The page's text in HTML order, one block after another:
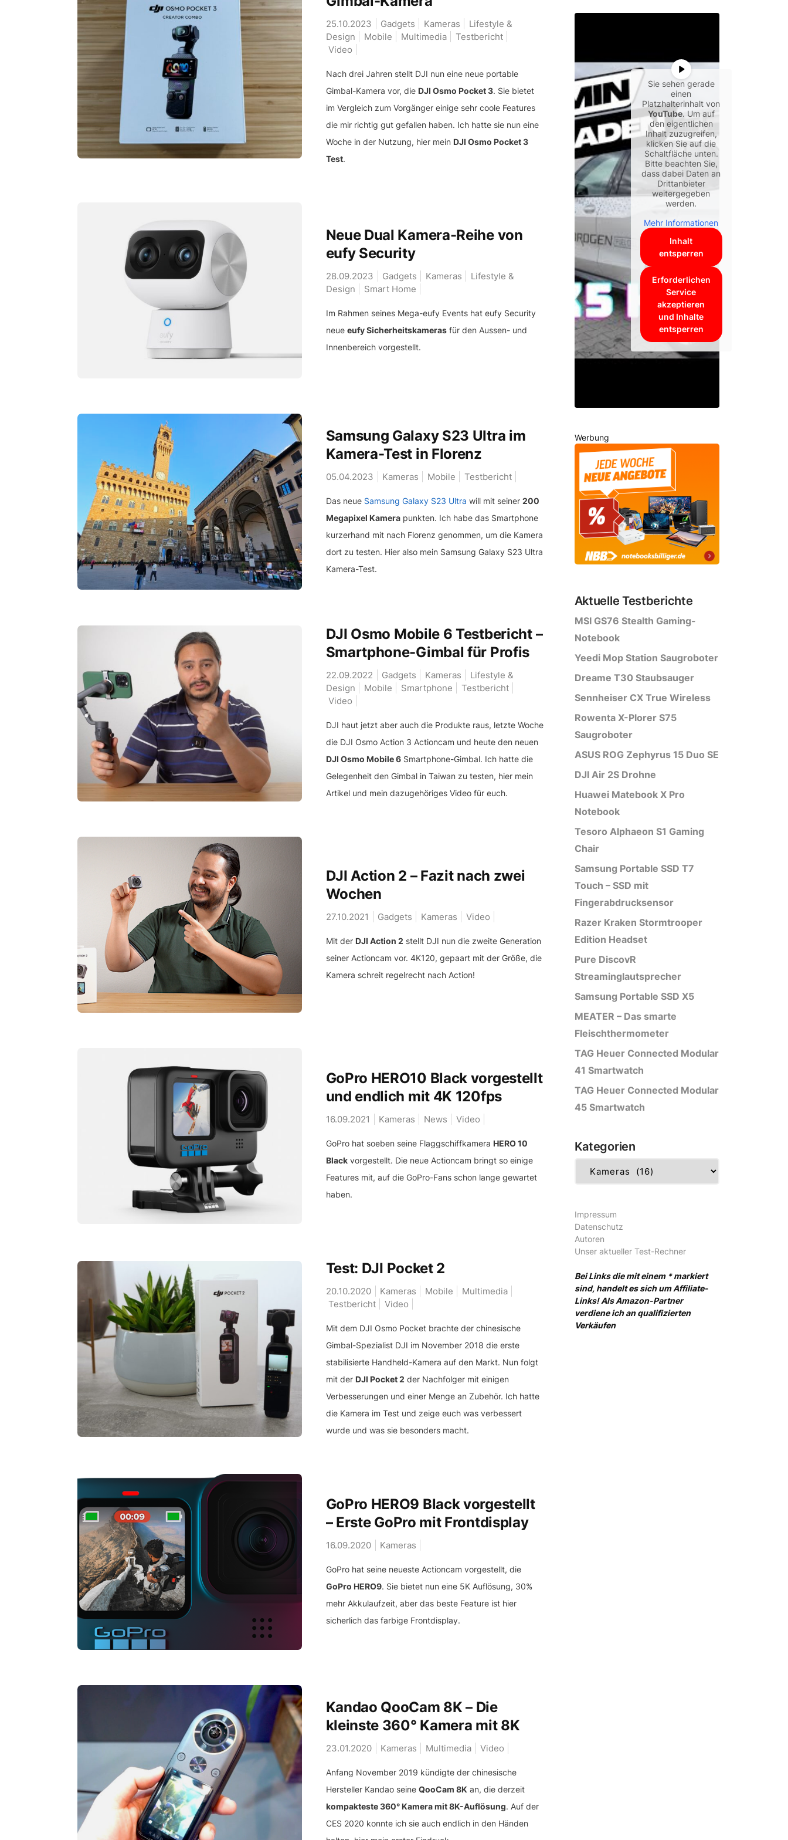
25.10.2023 Gadgets Kameras
Lifestyle &
Design
Mobile Multimedia
Testbericht
Video
Nach drei Jahren stellt DJI nun eine neue portable
Gimbal-Kamera vor, die DJI Osmo Pocket 3. Sie bietet
im Vergleich zum Vorgänger einige sehr coole Features
die mir richtig gut gefallen haben. Ich hatte sie nun eine
Woche in der Nutzung, hier mein DJI Osmo Pocket 3
Test.
Neue Dual Kamera-Reihe von
eufy Security
28.09.2023 Gadgets Kameras
Lifestyle &
Design
Smart Home
Im Rahmen seines Mega-eufy Events hat eufy Security
neue eufy Sicherheitskamerasfür den Aussen- und
Innenbereich vorgestellt.
Samsung Galaxy S23 Ultra im
Kamera-Test in Florenz
05.04.2023 Kameras Mobile Testbericht
Das neue Samsung Galaxy S23 Ultra will mit seiner 200
Megapixel Kamerapunkten. Ich habe das Smartphone
kurzerhand mit nach Florenz genommen, um die Kamera
dort zu testen. Hier also mein Samsung Galaxy S23 Ultra
Kamera-Test.
DJI Osmo Mobile 6 Testbericht –
Smartphone-Gimbal für Profis
22.09.2022 Gadgets Kameras
Lifestyle &
Design
Mobile Smartphone
Testbericht
Video
DJI haut jetzt aber auch die Produkte raus, letzte Woche
die DJI Osmo Action 3 Actioncam und heute den neuen
DJI Osmo Mobile 6Smartphone-Gimbal. Ich hatte die
Gelegenheit den Gimbal in Taiwan zu testen, hier mein
Artikel und mein dazugehöriges Video für euch.
DJI Action 2 – Fazit nach zwei
Wochen
27.10.2021 Gadgets Kameras Video
Mit der DJI Action 2 stellt DJI nun die zweite Generation
seiner Actioncam vor. 4K120, gepaart mit der Größe, die
Kamera schreit regelrecht nach Action!
GoPro HERO10 Black vorgestellt
und endlich mit 4K 120fps
16.09.2021 Kameras News Video
GoPro hat soeben seine Flaggschiffkamera HERO 10
Blackvorgestellt. Die neue Actioncam bringt so einige
Features mit, auf die GoPro-Fans schon lange gewartet
haben.
Test: DJI Pocket 2
20.10.2020 Kameras Mobile
Multimedia
Testbericht
Video
Mit dem DJI Osmo Pocket brachte der chinesische
Gimbal-Spezialist DJI im November 2018 die erste
stabilisierte Handheld-Kamera auf den Markt. Nun folgt
mit der DJI Pocket 2 der Nachfolger mit einigen
Verbesserungen und einer Menge an Zubehör. Ich hatte
die Kamera im Test und zeige euch was verbessert
wurde und was sie besonders macht.
GoPro HERO9 Black vorgestellt
– Erste GoPro mit Frontdisplay
16.09.2020 Kameras
GoPro hat seine neueste Actioncam vorgestellt, die
GoPro HERO9. Sie bietet nun eine 5K Auflösung, 30%
mehr Akkulaufzeit, aber das beste Feature ist hier
sicherlich das farbige Frontdisplay.
Kandao QooCam 8K – Die
kleinste 360° Kamera mit 8K
23.01.2020 Kameras Multimedia Video
Anfang November 2019 kündigte der chinesische
Hersteller Kandao seine QooCam 8K an, die derzeit
kompakteste 360° Kamera mit 8K-Auflösung. Auf der
CES 2020 konnte ich sie auch endlich in den Händen
Sie sehen gerade
einen
Platzhalterinhalt von
YouTube. Um auf
den eigentlichen
Inhalt zuzugreifen,
klicken Sie auf die
Schaltfläche unten.
Bitte beachten Sie,
dass dabei Daten an
Drittanbieter
weitergegeben
werden.
Mehr Informationen
Inhalt
entsperren
Erforderlichen
Service
akzeptieren
und Inhalte
entsperren
Werbung
Aktuelle Testberichte
MSI GS76 Stealth Gaming-
Notebook
Yeedi Mop Station Saugroboter
Dreame T30 Staubsauger
Sennheiser CX True Wireless
Rowenta X-Plorer S75
Saugroboter
ASUS ROG Zephyrus 15 Duo SE
DJI Air 2S Drohne
Huawei Matebook X Pro
Notebook
Tesoro Alphaeon S1 Gaming
Chair
Samsung Portable SSD T7
Touch – SSD mit
Fingerabdrucksensor
Razer Kraken Stormtrooper
Edition Headset
Pure DiscovR
Streaminglautsprecher
Samsung Portable SSD X5
MEATER – Das smarte
Fleischthermometer
TAG Heuer Connected Modular
41 Smartwatch
TAG Heuer Connected Modular
45 Smartwatch
Kategorien
Impressum
Datenschutz
Autoren
Unser aktueller Test-Rechner
Bei Links die mit einem * markiert
sind, handelt es sich um Affiliate-
Links! Als Amazon-Partner
verdiene ich an qualifizierten
Verkäufen